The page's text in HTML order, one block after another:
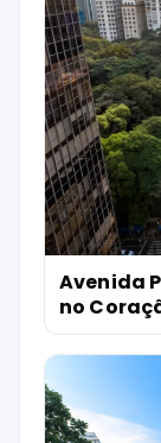
Avenida
no